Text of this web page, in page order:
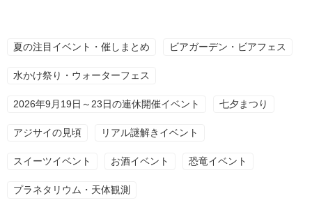
夏の注目イベント・催しまとめ ビアガーデン・ビアフェス
水かけ祭り・ウォーターフェス
2026年9月19日～23日の連休開催イベント 七夕まつり
アジサイの見頃 リアル謎解きイベント
スイーツイベント お酒イベント 恐竜イベント
プラネタリウム・天体観測